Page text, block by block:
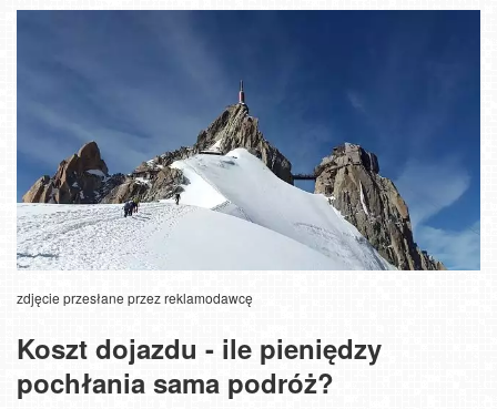
zdjęcie przesłane przez reklamodawcę
Koszt dojazdu - ile pieniędzy
pochłania sama podróż?